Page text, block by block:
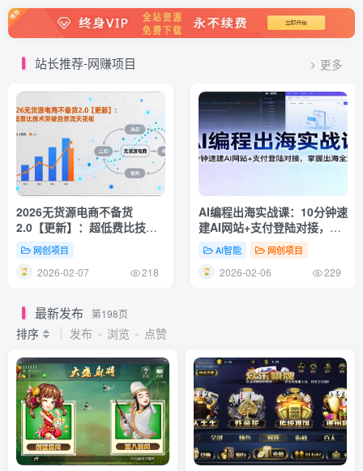
站长推荐-网赚项目 更多
2026无货源电商不备货
2.0【更新】：超低费比技术
突破自然流天花板，单店月利
润1-3万元
网创项目
2026-02-07 218
AI编程出海实战课：10分钟速
建AI网站+支付登陆对接，掌
握出海全流程
AI智能 网创项目
2026-02-06 229
最新发布 第198页
排序 发布 浏览 点赞